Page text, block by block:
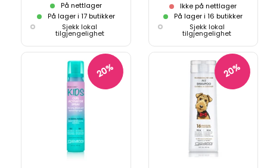
På nettlager
På lager i 17 butikker
Sjekk lokal
tilgjengelighet
Ikke på nettlager
På lager i 16 butikker
Sjekk lokal
tilgjengelighet
20% 20%